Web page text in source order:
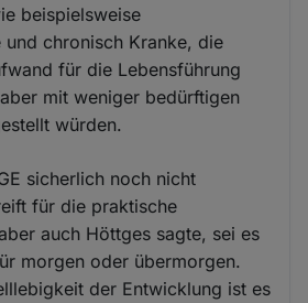
beispielsweise
und chronisch Kranke, die
für die Lebensführung
mit weniger bedürftigen
würden.
sicherlich noch nicht
für die praktische
auch Höttges sagte, sei es
morgen oder übermorgen.
der Entwicklung ist es